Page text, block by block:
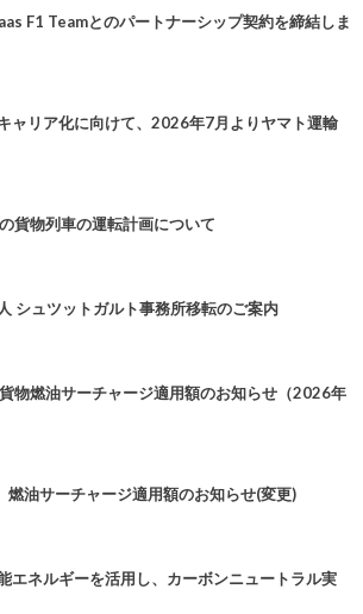
F1 Teamとのパートナーシップ契約を締結しま
ャリア化に向けて、2026年7月よりヤマト運輸
貨物列車の運転計画について
シュツットガルト事務所移転のご案内
物燃油サーチャージ適用額のお知らせ（2026年
油サーチャージ適用額のお知らせ(変更)
エネルギーを活用し、カーボンニュートラル実